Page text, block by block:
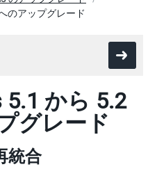
のアップグレード
5.1 から 5.2
グレード
統合